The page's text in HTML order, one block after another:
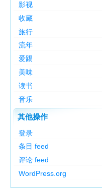
影视
收藏
旅行
流年
爱踢
美味
读书
音乐
其他操作
登录
条目 feed
评论 feed
WordPress.org